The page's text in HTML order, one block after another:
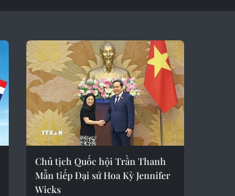
Chủ tịch Quốc hội Trần Thanh
Mẫn tiếp Đại sứ Hoa Kỳ Jennifer
Wicks